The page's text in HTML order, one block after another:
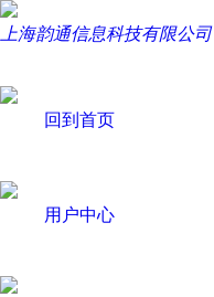
上海韵通信息科技有限公司
回到首页
用户中心